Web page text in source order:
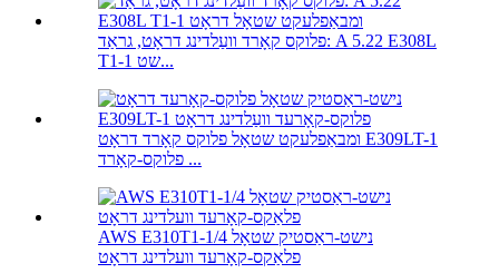
פלוקס קאָרד וועַלדינג דראָט, גראַד: A 5.22 E308L
T1-1 שט...
ומבאַפלעקט שטאָל פלוקס קאָרד דראָט E309LT-1
פלוקס-קאָרד ...
AWS E310T1-1/4 נישט-ראַסטיק שטאָל
פלאַקס-קאָרעד וועלדינג דראָט